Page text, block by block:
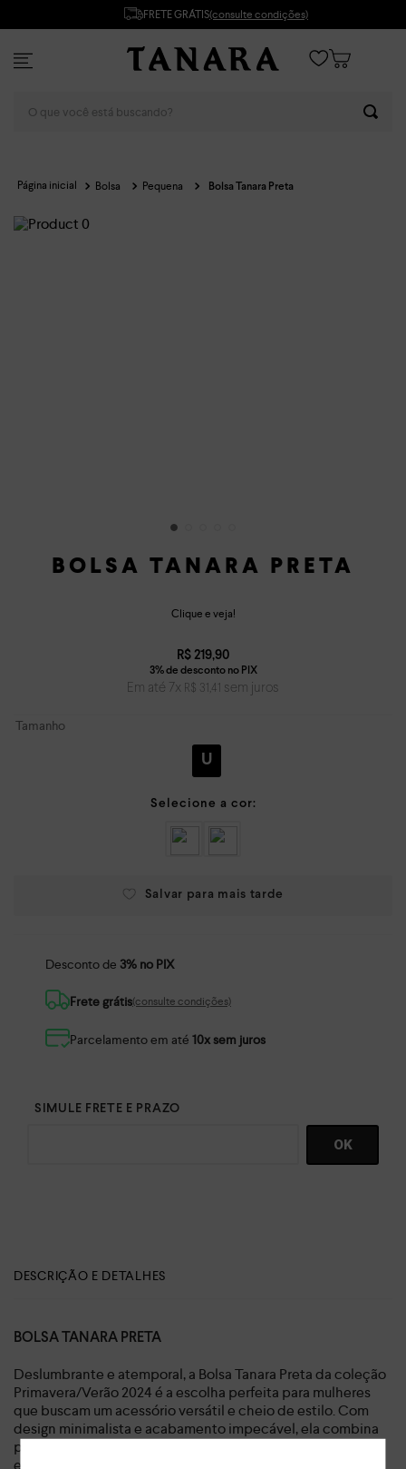
FRETE GRÁTIS(consulte condições)
Bolsa Pequena Bolsa Tanara Preta
BOLSA TANARA PRETA
Clique e veja!
R$ 219,90
Em até 7x R$ 31 ,41 sem juros
Tamanho
U
Desconto de 3% no PIX
Frete grátis(consulte condições)
Parcelamento em até 10x sem juros
DESCRIÇÃO E DETALHES
BOLSA TANARA PRETA
Deslumbrante e atemporal, a Bolsa Tanara Preta da coleção
Primavera/Verão 2024 é a escolha perfeita para mulheres
que buscam um acessório versátil e cheio de estilo. Com
design minimalista e acabamento impecável, ela combina
perfeitamente com diversas ocasiões, do dia a dia a
eventos mais sofisticados.